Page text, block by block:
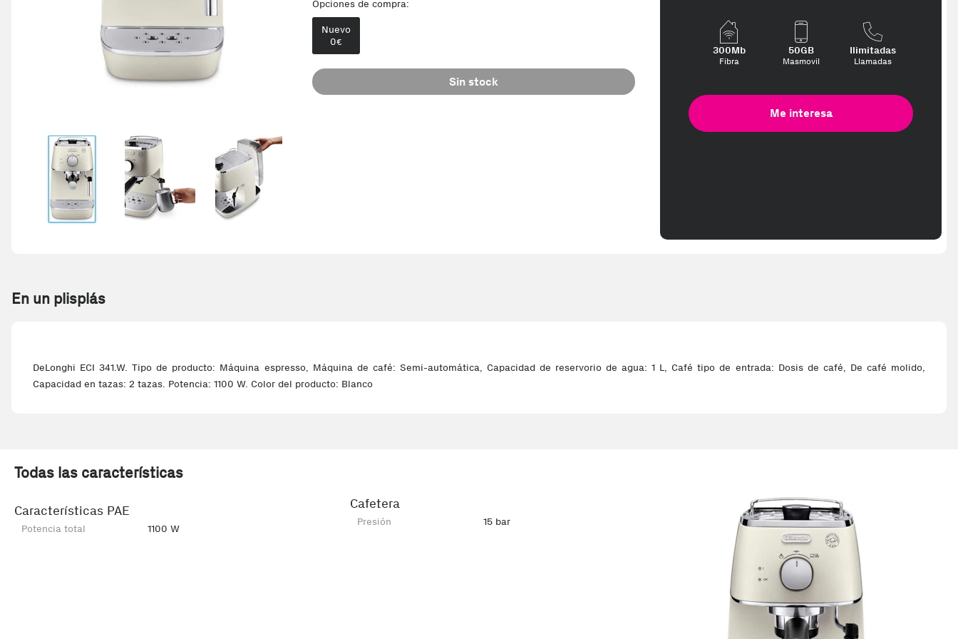
Opciones de compra:
Nuevo
0€
Sin stock
300Mb
Fibra
50GB
Masmovil
Ilimitadas
Llamadas
Me interesa
En un plisplás
DeLonghi ECI 341.W. Tipo de producto: Máquina espresso, Máquina de café: Semi-automática, Capacidad de reservorio de agua: 1 L, Café tipo de entrada: Dosis de café, De café molido,
Capacidad en tazas: 2 tazas. Potencia: 1100 W. Color del producto: Blanco
Todas las características
Características PAE
Potencia total 1100 W
Cafetera
Presión 15 bar